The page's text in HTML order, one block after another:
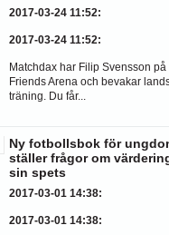
2017-03-24 11:52:
2017-03-24 11:52:
Matchdax har Filip Svensson
Friends Arena och bevakar
träning. Du får...
Ny fotbollsbok för
ställer frågor om
sin spets
2017-03-01 14:38:
2017-03-01 14:38: